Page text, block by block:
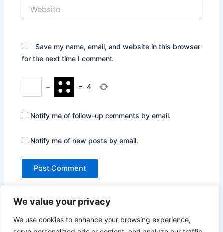
We value your privacy
We use cookies to enhance your browsing experience,
Save my name, email, and website in this browser
for the next time I comment.
− = 4
Notify me of follow-up comments by email.
Notify me of new posts by email.